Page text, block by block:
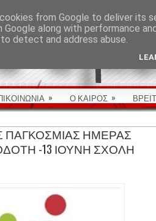
» Ο ΚΑΙΡΟΣ »
ΗΜΕΡΑΣ
-13 ΙΟΥΝΗ ΣΧΟΛΗ
from Google to deliver its
Google along with performance
detect and address abuse.